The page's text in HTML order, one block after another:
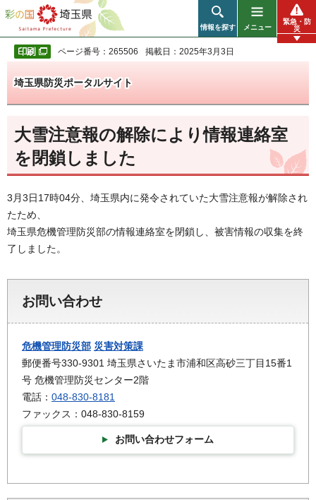
彩の国 埼玉県
情報を探す メニュー
緊急・防
災
ページ番号：265506 掲載日：2025年3月3日
埼玉県防災ポータルサイト
大雪注意報の解除により情報連絡室
を閉鎖しました
3月3日17時04分、埼玉県内に発令されていた大雪注意報が解除され
たため、
埼玉県危機管理防災部の情報連絡室を閉鎖し、被害情報の収集を終
了しました。
お問い合わせ
危機管理防災部 災害対策課
郵便番号330-9301 埼玉県さいたま市浦和区高砂三丁目15番1
号 危機管理防災センター2階
電話： 048-830-8181
ファックス：048-830-8159
お問い合わせフォーム